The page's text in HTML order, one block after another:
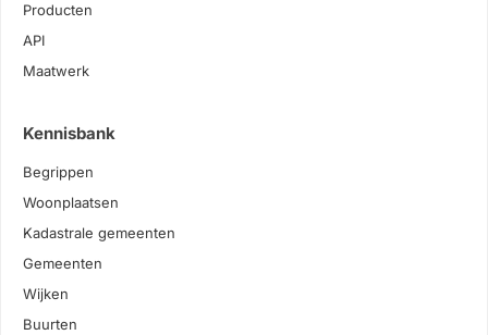
Producten
API
Maatwerk
Kennisbank
Begrippen
Woonplaatsen
Kadastrale gemeenten
Gemeenten
Wijken
Buurten